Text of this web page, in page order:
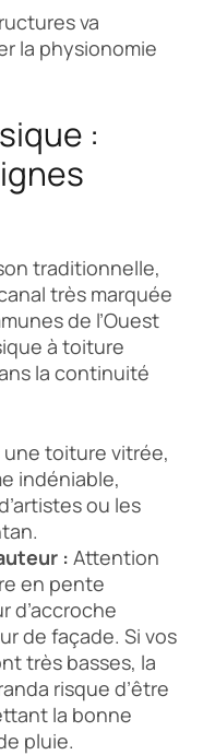
va
la physionomie
:
traditionnelle,
très marquée
de l’Ouest
à toiture
la continuité
une toiture vitrée,
indéniable,
ou les
: Attention
en pente
d’accroche
de façade. Si vos
très basses, la
risque d’être
la bonne
pluie.